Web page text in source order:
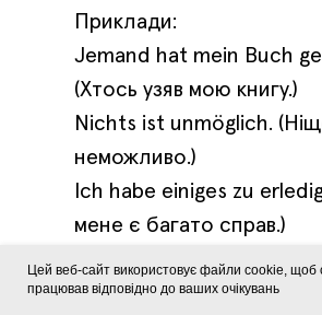
Приклади:
Jemand hat mein Buch
(Хтось узяв мою книгу.)
Nichts ist unmöglich.
неможливо.)
Ich habe einiges zu
мене є багато справ.)
Hast du etwas gegessen?
небудь їв?)
Цей веб-сайт використовує файли cookie, щоб
працював відповідно до ваших очікувань